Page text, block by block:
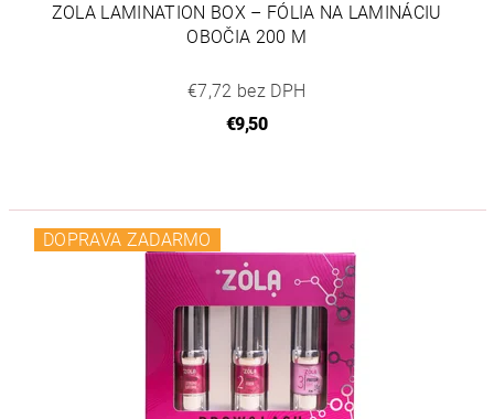
ZOLA LAMINATION BOX – FÓLIA NA LAMINÁCIU
OBOČIA 200 M
€7,72 bez DPH
€9,50
DOPRAVA ZADARMO